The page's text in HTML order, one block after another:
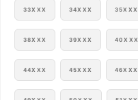
33XXX 34XXX 35XXX
38XXX 39XXX 40XXX
44XXX 45XXX 46XXX